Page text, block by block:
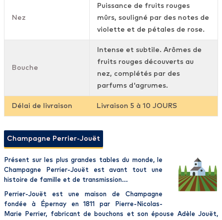
Nez
Puissance de fruits rouges
mûrs, souligné par des notes de
violette et de pétales de rose.
Bouche
Intense et subtile. Arômes de
fruits rouges découverts au
nez, complétés par des
parfums d'agrumes.
Délai de livraison Livraison 5 à 10 JOURS
Champagne Perrier-Jouët
Présent sur les plus grandes tables du monde, le
Champagne Perrier-Jouëtest avant tout une
histoire de famille et de transmission...
Perrier-Jouët est une maison de Champagne
fondée à Épernayen 1811 par Pierre-Nicolas-
Marie Perrier, fabricant de bouchons et son épouse Adèle Jouët,